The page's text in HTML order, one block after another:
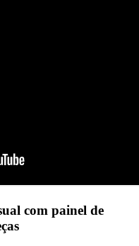
com painel de